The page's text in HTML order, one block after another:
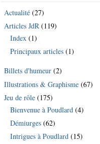
Actualité (27)
Articles JdR (119)
Index (1)
Principaux articles (1)
Billets d'humeur (2)
Illustrations & Graphisme (67)
Jeu de rôle (175)
Bienvenue à Poudlard (4)
Démiurges (62)
Intrigues à Poudlard (15)